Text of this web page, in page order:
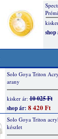
Solo Goya Triton
arany
kisker ár:10 025 Ft
shop ár: 8 420 Ft
Solo Goya Triton
készlet